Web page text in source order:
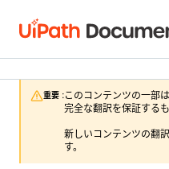
重要 :このコンテンツの一部
完全な翻訳を保証する
新しいコンテンツの翻
す。